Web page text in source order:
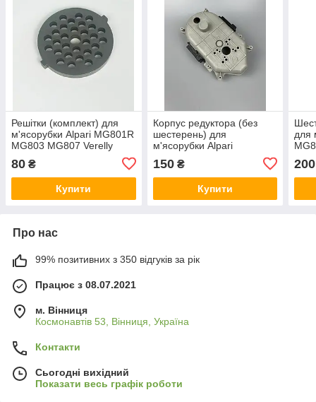
Решітки (комплект) для
м'ясорубки Alpari MG801R
MG803 MG807 Verelly
80 ₴
Купити
Корпус редуктора (без
шестерень) для
м'ясорубки Alpari
MG801R/MG803R Supra
MGS-1350
150₴
Купити
для
200
Про нас
99% позитивних з 350 відгуків за рік
Працює з 08.07.2021
м. Вінниця
Космонавтів 53, Вінниця, Україна
Контакти
Сьогодні вихідний
Показати весь графік роботи